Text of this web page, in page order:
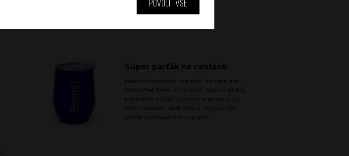
Povolit vše
Super parťák na cestách
Ideální k bazénům, na pláž, na vodu a do
Glass-Free Zone. Ať už plný, nebo prázdný,
neutopí se a vždy vyplave na povrch. Na
Vašich cestách nezklame a vždy osvěží
skvěle vychlazeným nápojem.